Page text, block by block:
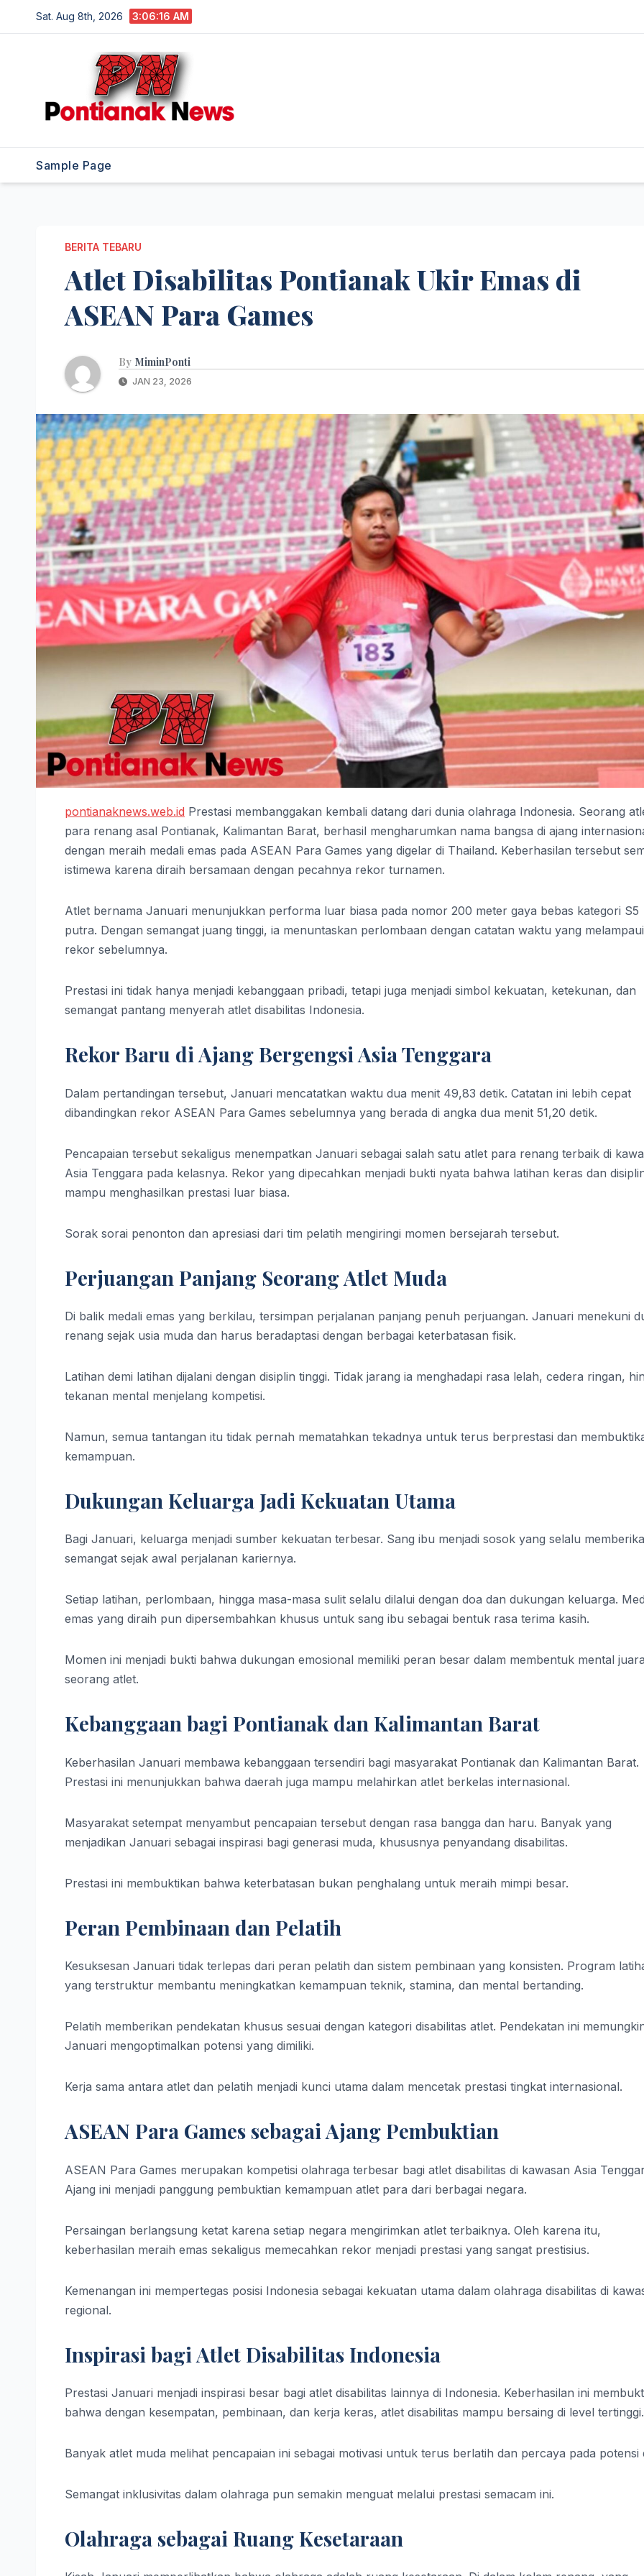
to
Sat. Aug 8th, 2026 3:06:18 AM
Sample Page
BERITA TEBARU
Atlet Disabilitas Pontianak Ukir Emas di
ASEAN Para Games
By MiminPonti
JAN 23, 2026
pontianaknews.web.id Prestasi membanggakan kembali datang dari dunia olahraga Indonesia. Seorang
para renang asal Pontianak, Kalimantan Barat, berhasil mengharumkan nama bangsa di ajang
dengan meraih medali emas pada ASEAN Para Games yang digelar di Thailand. Keberhasilan tersebut
istimewa karena diraih bersamaan dengan pecahnya rekor turnamen.
Atlet bernama Januari menunjukkan performa luar biasa pada nomor 200 meter gaya bebas kategori S5
putra. Dengan semangat juang tinggi, ia menuntaskan perlombaan dengan catatan waktu yang melampaui
rekor sebelumnya.
Prestasi ini tidak hanya menjadi kebanggaan pribadi, tetapi juga menjadi simbol kekuatan, ketekunan, dan
semangat pantang menyerah atlet disabilitas Indonesia.
Rekor Baru di Ajang Bergengsi Asia Tenggara
Dalam pertandingan tersebut, Januari mencatatkan waktu dua menit 49,83 detik. Catatan ini lebih cepat
dibandingkan rekor ASEAN Para Games sebelumnya yang berada di angka dua menit 51,20 detik.
Pencapaian tersebut sekaligus menempatkan Januari sebagai salah satu atlet para renang terbaik di
Asia Tenggara pada kelasnya. Rekor yang dipecahkan menjadi bukti nyata bahwa latihan keras dan
mampu menghasilkan prestasi luar biasa.
Sorak sorai penonton dan apresiasi dari tim pelatih mengiringi momen bersejarah tersebut.
Perjuangan Panjang Seorang Atlet Muda
Di balik medali emas yang berkilau, tersimpan perjalanan panjang penuh perjuangan. Januari menekuni
renang sejak usia muda dan harus beradaptasi dengan berbagai keterbatasan fisik.
Latihan demi latihan dijalani dengan disiplin tinggi. Tidak jarang ia menghadapi rasa lelah, cedera ringan,
tekanan mental menjelang kompetisi.
Namun, semua tantangan itu tidak pernah mematahkan tekadnya untuk terus berprestasi dan
kemampuan.
Dukungan Keluarga Jadi Kekuatan Utama
Bagi Januari, keluarga menjadi sumber kekuatan terbesar. Sang ibu menjadi sosok yang selalu
semangat sejak awal perjalanan kariernya.
Setiap latihan, perlombaan, hingga masa-masa sulit selalu dilalui dengan doa dan dukungan keluarga.
emas yang diraih pun dipersembahkan khusus untuk sang ibu sebagai bentuk rasa terima kasih.
Momen ini menjadi bukti bahwa dukungan emosional memiliki peran besar dalam membentuk mental
seorang atlet.
Kebanggaan bagi Pontianak dan Kalimantan Barat
Keberhasilan Januari membawa kebanggaan tersendiri bagi masyarakat Pontianak dan Kalimantan Barat.
Prestasi ini menunjukkan bahwa daerah juga mampu melahirkan atlet berkelas internasional.
Masyarakat setempat menyambut pencapaian tersebut dengan rasa bangga dan haru. Banyak yang
menjadikan Januari sebagai inspirasi bagi generasi muda, khususnya penyandang disabilitas.
Prestasi ini membuktikan bahwa keterbatasan bukan penghalang untuk meraih mimpi besar.
Peran Pembinaan dan Pelatih
Kesuksesan Januari tidak terlepas dari peran pelatih dan sistem pembinaan yang konsisten. Program
yang terstruktur membantu meningkatkan kemampuan teknik, stamina, dan mental bertanding.
Pelatih memberikan pendekatan khusus sesuai dengan kategori disabilitas atlet. Pendekatan ini
Januari mengoptimalkan potensi yang dimiliki.
Kerja sama antara atlet dan pelatih menjadi kunci utama dalam mencetak prestasi tingkat internasional.
ASEAN Para Games sebagai Ajang Pembuktian
ASEAN Para Games merupakan kompetisi olahraga terbesar bagi atlet disabilitas di kawasan Asia
Ajang ini menjadi panggung pembuktian kemampuan atlet para dari berbagai negara.
Persaingan berlangsung ketat karena setiap negara mengirimkan atlet terbaiknya. Oleh karena itu,
keberhasilan meraih emas sekaligus memecahkan rekor menjadi prestasi yang sangat prestisius.
Kemenangan ini mempertegas posisi Indonesia sebagai kekuatan utama dalam olahraga disabilitas di
regional.
Inspirasi bagi Atlet Disabilitas Indonesia
Prestasi Januari menjadi inspirasi besar bagi atlet disabilitas lainnya di Indonesia. Keberhasilan ini
bahwa dengan kesempatan, pembinaan, dan kerja keras, atlet disabilitas mampu bersaing di level tertinggi.
Banyak atlet muda melihat pencapaian ini sebagai motivasi untuk terus berlatih dan percaya pada potensi
Semangat inklusivitas dalam olahraga pun semakin menguat melalui prestasi semacam ini.
Olahraga sebagai Ruang Kesetaraan